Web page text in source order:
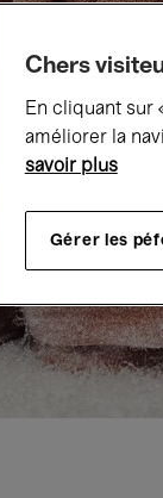
Chers
En cliquant sur
améliorer la
savoir plus
Gérer les